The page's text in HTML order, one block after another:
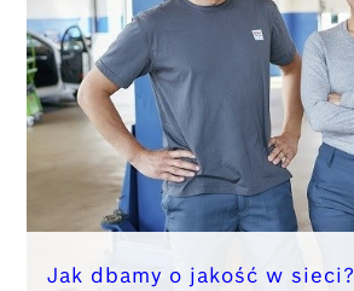
Jak dbamy o jakość w sieci?